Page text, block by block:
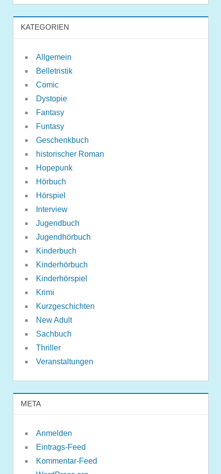
KATEGORIEN
Allgemein
Belletristik
Comic
Dystopie
Fantasy
Funtasy
Geschenkbuch
historischer Roman
Hopepunk
Hörbuch
Hörspiel
Interview
Jugendbuch
Jugendhörbuch
Kinderbuch
Kinderhörbuch
Kinderhörspiel
Krimi
Kurzgeschichten
New Adult
Sachbuch
Thriller
Veranstaltungen
META
Anmelden
Eintrags-Feed
Kommentar-Feed